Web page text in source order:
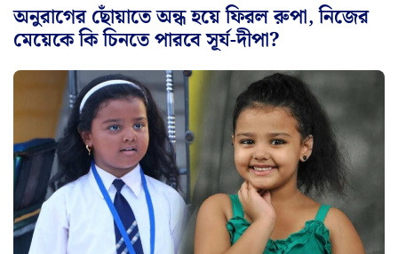
অনুরাগের ছোঁয়াতে অন্ধ হয়ে ফিরল রুপা, নিজের
মেয়েকে কি চিনতে পারবে সূর্য-দীপা?